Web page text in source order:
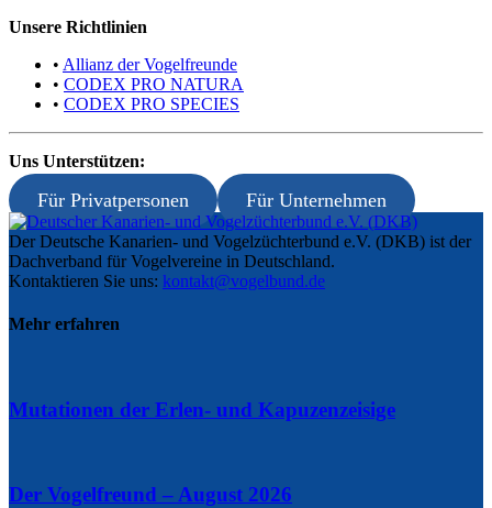
Unsere Richtlinien
• Allianz der Vogelfreunde
• CODEX PRO NATURA
• CODEX PRO SPECIES
Uns Unterstützen:
Für Privatpersonen Für Unternehmen
Der Deutsche Kanarien- und Vogelzüchterbund e.V. (DKB) ist der
Dachverband für Vogelvereine in Deutschland.
Kontaktieren Sie uns: kontakt@vogelbund.de
Mehr erfahren
Mutationen der Erlen- und Kapuzenzeisige
Der Vogelfreund – August 2026